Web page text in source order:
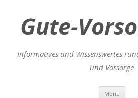
Gute-
Informatives und Wissenswertes
und Vorsorge
Menü Zum